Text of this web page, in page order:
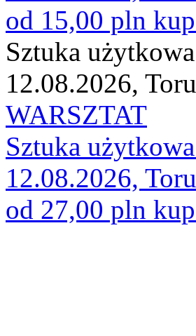
od 15,00 pln
Sztuka
12.08.2026,
WARSZTAT
Sztuka
12.08.2026,
od 27,00 pln